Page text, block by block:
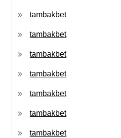
tambakbet
tambakbet
tambakbet
tambakbet
tambakbet
tambakbet
tambakbet